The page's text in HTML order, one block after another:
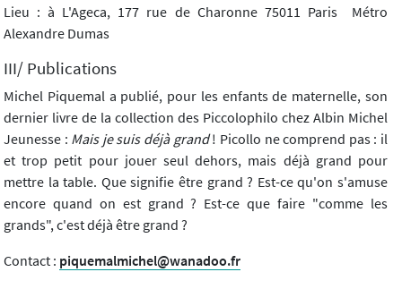
Lieu : à L'Ageca, 177 rue de Charonne 75011 Paris Métro
Alexandre Dumas
III/ Publications
Michel Piquemal a publié, pour les enfants de maternelle, son
dernier livre de la collection des Piccolophilo chez Albin Michel
Jeunesse : Mais je suis déjà grand! Picollo ne comprend pas : il
et trop petit pour jouer seul dehors, mais déjà grand pour
mettre la table. Que signifie être grand ? Est-ce qu'on s'amuse
encore quand on est grand ? Est-ce que faire "comme les
grands", c'est déjà être grand ?
Contact : piquemalmichel@wanadoo.fr